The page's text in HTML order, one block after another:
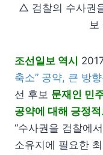
△ 검찰의 수사권
보
조선일보 역시
축소” 공약, 큰 방
선 후보 문재인 민
공약에 대해 긍정
“수사권을 검찰에
소유지에 필요한